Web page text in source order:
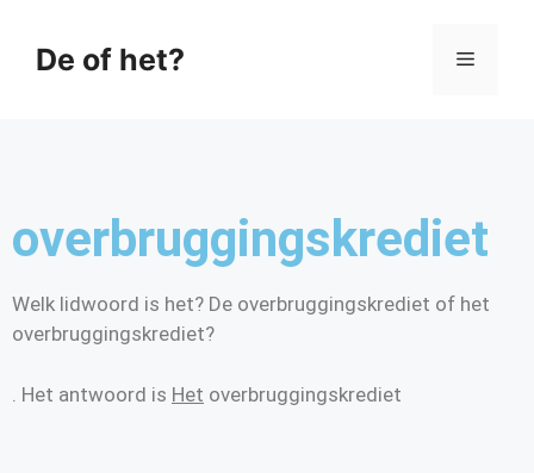
De of het?
overbruggingskrediet
Welk lidwoord is het? De overbruggingskrediet of het
overbruggingskrediet?
. Het antwoord is Het overbruggingskrediet